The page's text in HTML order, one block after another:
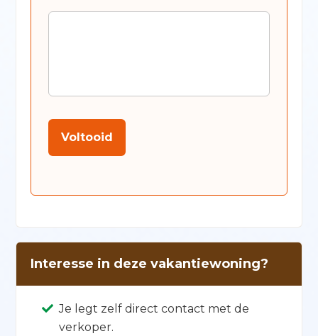
Voltooid
Interesse in deze vakantiewoning?
Je legt zelf direct contact met de
verkoper.